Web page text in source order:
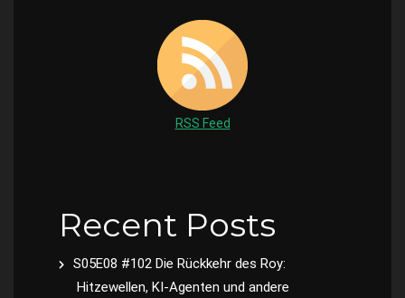
RSS Feed
Recent Posts
S05E08 #102 Die Rückkehr des Roy:
Hitzewellen, KI-Agenten und andere